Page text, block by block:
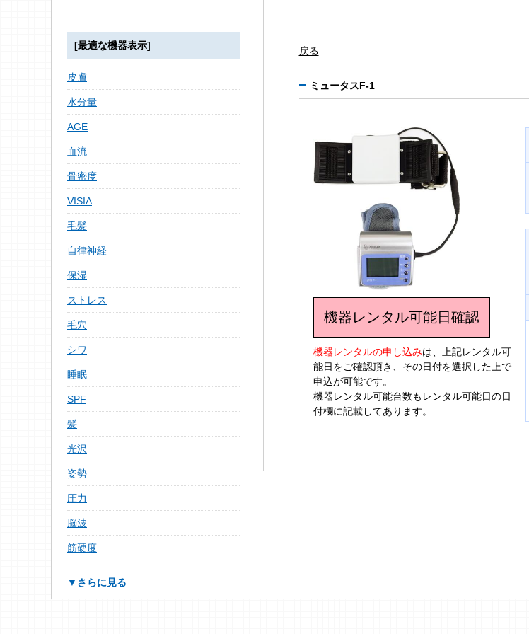
戻る
ミュータスF-1
機器レンタル可能日確認
機器レンタルの申し込みは、上記レンタル可
能日をご確認頂き、その日付を選択した上で
申込が可能です。
機器レンタル可能台数もレンタル可能日の日
付欄に記載してあります。
[最適な機器表示]
皮膚
水分量
AGE
血流
骨密度
VISIA
毛髪
自律神経
保湿
ストレス
毛穴
シワ
睡眠
SPF
髪
光沢
姿勢
圧力
脳波
筋硬度
▼さらに見る